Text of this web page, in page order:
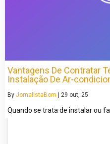
Vantagens De Contratar
Instalação De Ar-
By JornalistaBom | 29 out, 25
Quando se trata de instalar ou